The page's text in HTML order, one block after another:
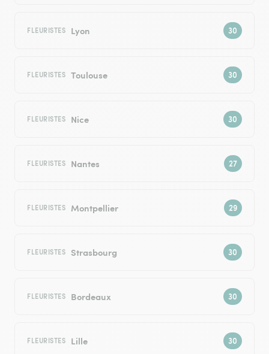
FLEURISTES Lyon
FLEURISTES Toulouse
FLEURISTES Nice
FLEURISTES Nantes
FLEURISTES Montpellier
FLEURISTES Strasbourg
FLEURISTES Bordeaux
FLEURISTES Lille